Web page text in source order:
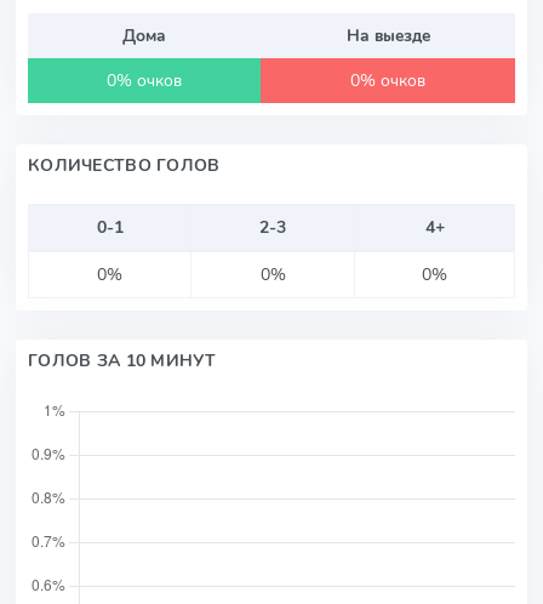
Дома
На выезде
0% очков
0% очков
КОЛИЧЕСТВО ГОЛОВ
0-1 2-3
4+
0%
0% 0%
ГОЛОВ ЗА 10 МИНУТ